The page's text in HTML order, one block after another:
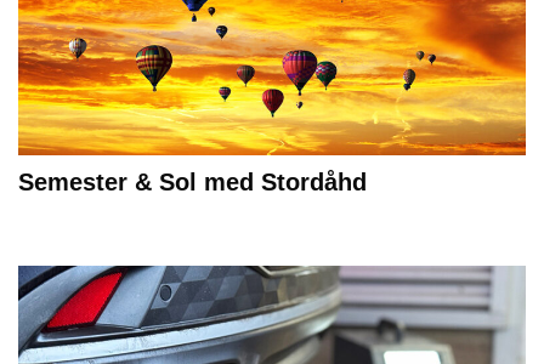
Semester & Sol med Stordåhd